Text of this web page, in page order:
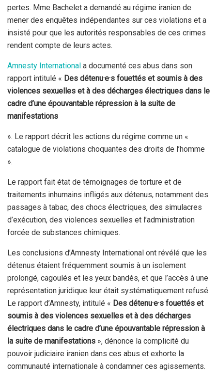
pertes. Mme Bachelet a demandé au régime iranien de
mener des enquêtes indépendantes sur ces violations et a
insisté pour que les autorités responsables de ces crimes
rendent compte de leurs actes.
Amnesty International a documenté ces abus dans son
rapport intitulé « Des détenu·e·s fouettés et soumis à des
violences sexuelles et à des décharges électriques dans le
cadre d’une épouvantable répression à la suite de
manifestations
». Le rapport décrit les actions du régime comme un «
catalogue de violations choquantes des droits de l’homme
».
Le rapport fait état de témoignages de torture et de
traitements inhumains infligés aux détenus, notamment des
passages à tabac, des chocs électriques, des simulacres
d’exécution, des violences sexuelles et l’administration
forcée de substances chimiques.
Les conclusions d’Amnesty International ont révélé que les
détenus étaient fréquemment soumis à un isolement
prolongé, cagoulés et les yeux bandés, et que l’accès à une
représentation juridique leur était systématiquement refusé.
Le rapport d’Amnesty, intitulé « Des détenu·e·s fouettés et
soumis à des violences sexuelles et à des décharges
électriques dans le cadre d’une épouvantable répression à
la suite de manifestations », dénonce la complicité du
pouvoir judiciaire iranien dans ces abus et exhorte la
communauté internationale à condamner ces agissements.